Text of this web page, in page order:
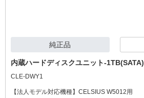
純正品
内蔵ハードディスクユニット-1TB(SATA)
CLE-DWY1
【法人モデル対応機種】CELSIUS W5012用